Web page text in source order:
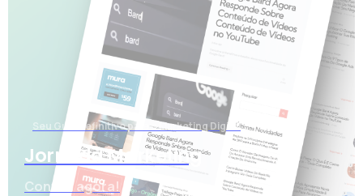
Seu Guia Definitivo para o Marketing Digital
Jornada Marketing
Confira agora!